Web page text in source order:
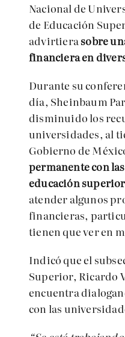
Nacional de
de Educación
advirtierasobre
financiera en
Durante su
día, Sheinbaum
disminuido los
universidades, al
Gobierno de
permanente con
educación superior
atender algunos
financieras,
tienen que ver en
Indicó que el
Superior, Ricardo
encuentra
con las